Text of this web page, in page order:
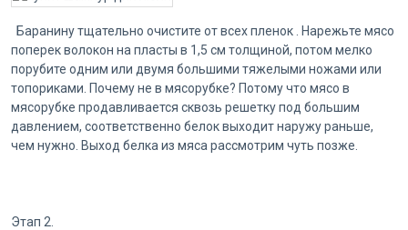
Баранину тщательно очистите от всех пленок . Нарежьте мясо
поперек волокон на пласты в 1,5 см толщиной, потом мелко
порубите одним или двумя большими тяжелыми ножами или
топориками. Почему не в мясорубке? Потому что мясо в
мясорубке продавливается сквозь решетку под большим
давлением, соответственно белок выходит наружу раньше,
чем нужно. Выход белка из мяса рассмотрим чуть позже.
Этап 2.